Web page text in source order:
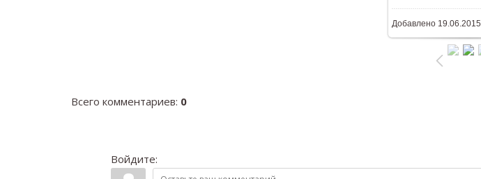
366.3Kb
Добавлено 19.06.2015
Всего комментариев: 0
Войдите: